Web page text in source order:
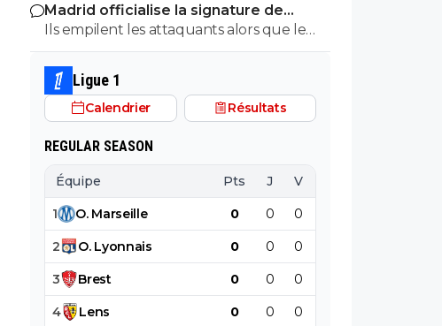
que c'est faisable? Moi je n'ai aucun
souvenir d'un cas identique en tout cas
Madrid officialise la signature de
Diomande, le plus gros transfert de
Ils empilent les attaquants alors que le
défaut majeur de cette équipe c'est le
milieu de terrain depuis le départ de
Kroos. Ils ont personne pour diriger
l'équipe au centre, à part Tchouameni et
Ligue 1
Calendrier Résultats
REGULAR SEASON
Équipe Pts J V
1 O. Marseille 0 0 0
2 O. Lyonnais 0 0 0
3 Brest 0 0 0
4 Lens 0 0 0